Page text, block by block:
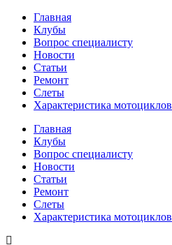
Перейти
содержимому
Главная
Клубы
Вопрос специалисту
Новости
Статьи
Ремонт
Слеты
Характеристика мотоциклов
Авто и мото сайт
Главная
Клубы
Вопрос специалисту
Новости
Статьи
Ремонт
Слеты
Характеристика мотоциклов